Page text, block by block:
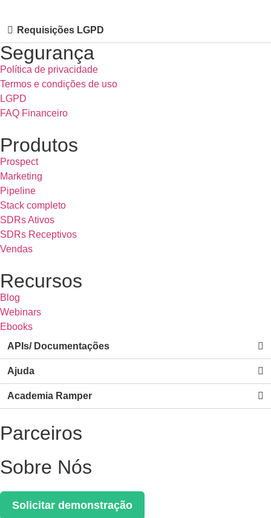
Requisições LGPD
Segurança
Política de privacidade
Termos e condições de uso
LGPD
FAQ Financeiro
Produtos
Prospect
Marketing
Pipeline
Stack completo
SDRs Ativos
SDRs Receptivos
Vendas
Recursos
Blog
Webinars
Ebooks
APIs/ Documentações
Ajuda
Academia Ramper
Parceiros
Sobre Nós
Solicitar demonstração